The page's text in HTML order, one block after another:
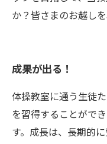
か？皆さまのお越し
成果が出る！
体操教室に通う生徒
を習得することがで
す。成長は、長期的